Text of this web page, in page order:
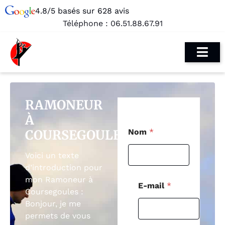
4.8/5 basés sur 628 avis
Téléphone : 06.51.88.67.91
RAMONEUR
À
COURSEGOULES
Voici un texte
d’introduction pour
mon Ramoneur à
Coursegoules :
Bonjour, je me
permets de vous
Nom *
T
l
E-mail *